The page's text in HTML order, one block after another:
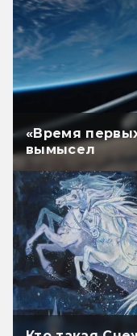
«Время
вымысел